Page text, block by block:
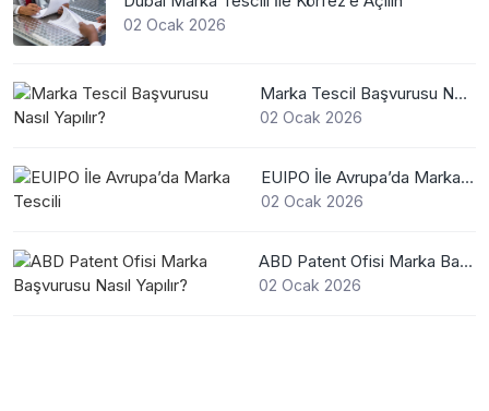
02 Ocak 2026
Marka Tescil Başvurusu Nasıl Yapılır?
02 Ocak 2026
EUIPO İle Avrupa’da Marka Tescili
02 Ocak 2026
ABD Patent Ofisi Marka Başvurusu Nasıl Yapılır?
02 Ocak 2026